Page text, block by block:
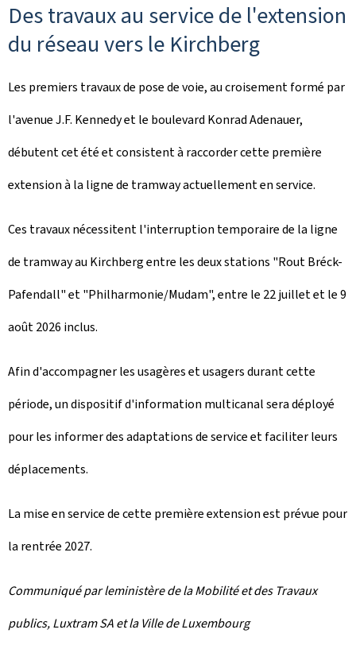
Des travaux au service de l'extension
du réseau vers le Kirchberg
Les premiers travaux de pose de voie, au croisement formé par
l'avenue J.F. Kennedy et le boulevard Konrad Adenauer,
débutent cet été et consistent à raccorder cette première
extension à la ligne de tramway actuellement en service.
Ces travaux nécessitent l'interruption temporaire de la ligne
de tramway au Kirchberg entre les deux stations "Rout Bréck-
Pafendall" et "Philharmonie/Mudam", entre le 22 juillet et le 9
août 2026 inclus.
Afin d'accompagner les usagères et usagers durant cette
période, un dispositif d'information multicanal sera déployé
pour les informer des adaptations de service et faciliter leurs
déplacements.
La mise en service de cette première extension est prévue pour
la rentrée 2027.
Communiqué par leministère de la Mobilité et des Travaux
publics, Luxtram SA et la Ville de Luxembourg